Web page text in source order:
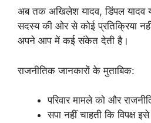
अब तक अखिलेश यादव, डिंपल यादव
सदस्य की ओर से कोई प्रतिक्रिया
अपने आप में कई संकेत देती है।
राजनीतिक जानकारों के मुताबिक:
परिवार मामले को और
सपा नहीं चाहती कि विपक्ष